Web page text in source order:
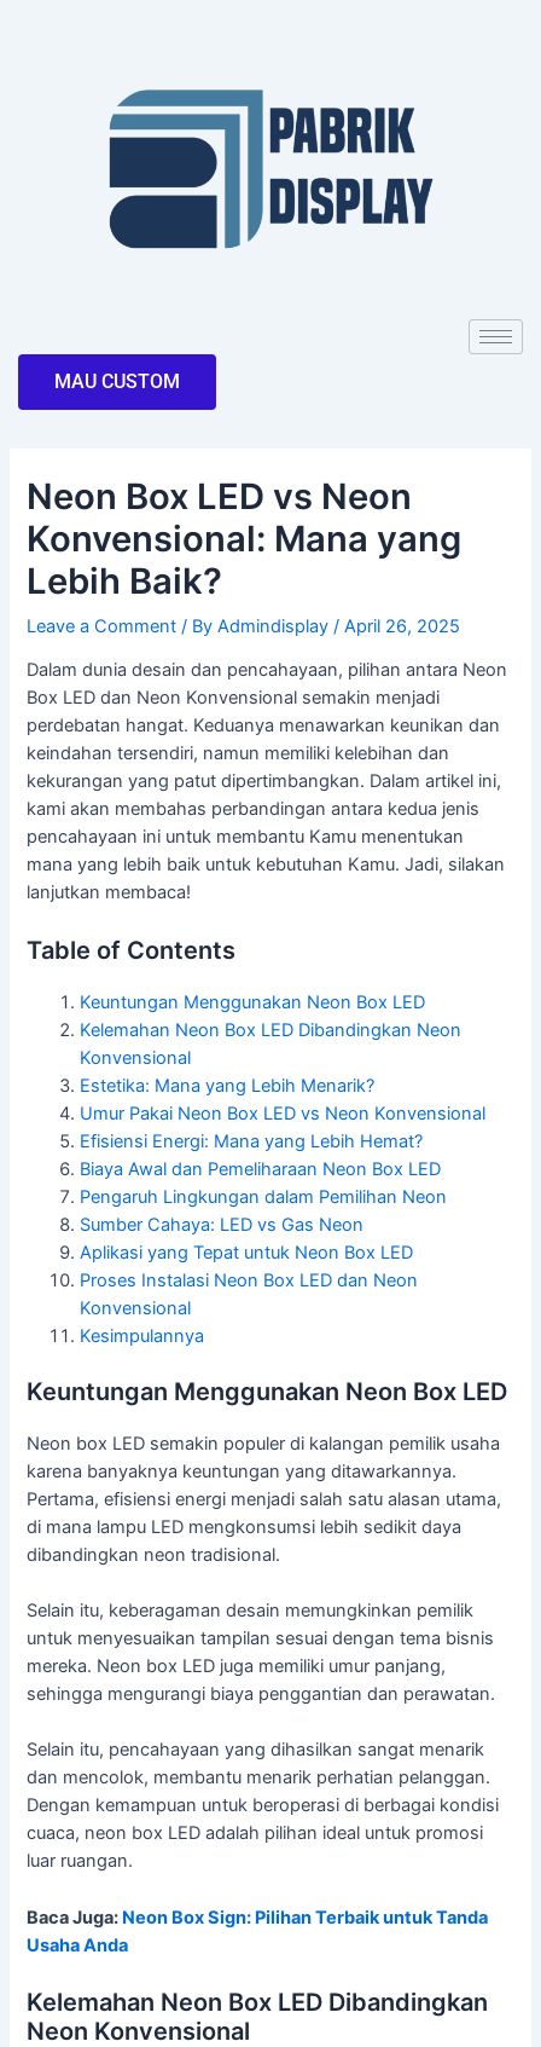
MAU CUSTOM
Neon Box LED vs Neon
Konvensional: Mana yang
Lebih Baik?
Leave a Comment / ByAdmindisplay/April 26, 2025
Dalam dunia desain dan pencahayaan, pilihan antara Neon
Box LED dan Neon Konvensional semakin menjadi
perdebatan hangat. Keduanya menawarkan keunikan dan
keindahan tersendiri, namun memiliki kelebihan dan
kekurangan yang patut dipertimbangkan. Dalam artikel ini,
kami akan membahas perbandingan antara kedua jenis
pencahayaan ini untuk membantu Kamu menentukan
mana yang lebih baik untuk kebutuhan Kamu. Jadi, silakan
lanjutkan membaca!
Table of Contents
Keuntungan Menggunakan Neon Box LED
Kelemahan Neon Box LED Dibandingkan Neon
Konvensional
Estetika: Mana yang Lebih Menarik?
Umur Pakai Neon Box LED vs Neon Konvensional
Efisiensi Energi: Mana yang Lebih Hemat?
Biaya Awal dan Pemeliharaan Neon Box LED
Pengaruh Lingkungan dalam Pemilihan Neon
Sumber Cahaya: LED vs Gas Neon
Aplikasi yang Tepat untuk Neon Box LED
Proses Instalasi Neon Box LED dan Neon
Konvensional
Kesimpulannya
Keuntungan Menggunakan Neon Box LED
Neon box LED semakin populer di kalangan pemilik usaha
karena banyaknya keuntungan yang ditawarkannya.
Pertama, efisiensi energi menjadi salah satu alasan utama,
di mana lampu LED mengkonsumsi lebih sedikit daya
dibandingkan neon tradisional.
Selain itu, keberagaman desain memungkinkan pemilik
untuk menyesuaikan tampilan sesuai dengan tema bisnis
mereka. Neon box LED juga memiliki umur panjang,
sehingga mengurangi biaya penggantian dan perawatan.
Selain itu, pencahayaan yang dihasilkan sangat menarik
dan mencolok, membantu menarik perhatian pelanggan.
Dengan kemampuan untuk beroperasi di berbagai kondisi
cuaca, neon box LED adalah pilihan ideal untuk promosi
luar ruangan.
Baca Juga: Neon Box Sign: Pilihan Terbaik untuk Tanda
Usaha Anda
Kelemahan Neon Box LED Dibandingkan
Neon Konvensional